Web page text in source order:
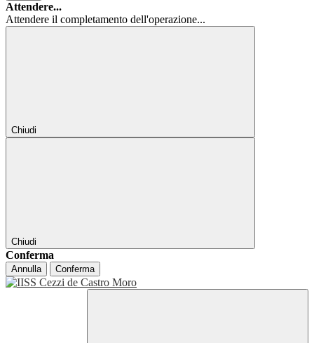
Attendere...
Attendere il completamento dell'operazione...
Chiudi
Chiudi
Conferma
Annulla Conferma